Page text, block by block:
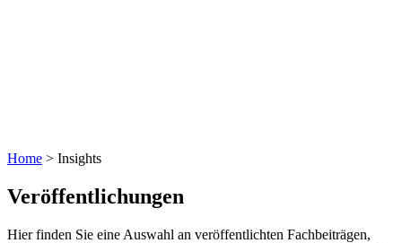
Home > Insights
Veröffentlichungen
Hier finden Sie eine Auswahl an veröffentlichten Fachbeiträgen,